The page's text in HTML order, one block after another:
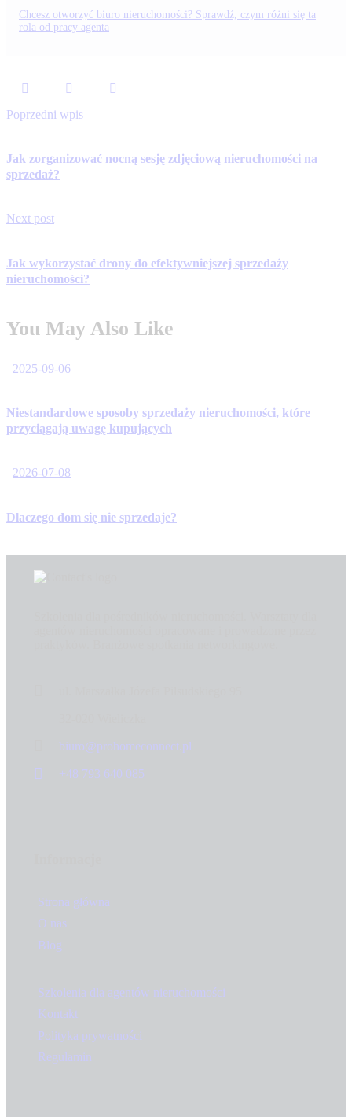
Chcesz otworzyć biuro nieruchomości? Sprawdź, czym różni się ta
rola od pracy agenta
Poprzedni wpis
Jak zorganizować nocną sesję zdjęciową nieruchomości na
sprzedaż?
Next post
Jak wykorzystać drony do efektywniejszej sprzedaży
nieruchomości?
You May Also Like
2025-09-06
Niestandardowe sposoby sprzedaży nieruchomości, które
przyciągają uwagę kupujących
2026-07-08
Dlaczego dom się nie sprzedaje?
biuro@prohomeconnect.pl
+48 793 640 085
Strona główna
O nas
Blog
Szkolenia dla agentów nieruchomości
Kontakt
Polityka prywatności
Regulamin